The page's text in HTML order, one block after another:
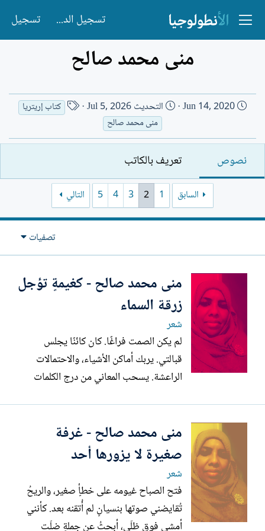
تسجيل الدخول تسجيل
منى محمد صالح
ت
ر
ي
خ
ا
ن
Jun 14, 2020 التحديثJul 5, 2026
ا
م
ا
ك
ت
ب
كتاب إريتريا
منى محمد صالح
نصوص تعريف بالكاتب
السابق 1
2
3
4
5 التالي
تصفيات
منى محمد صالح - كغيمةٍ تؤجل
زرقة السماء
شعر
لم يكن الصمت فراغًا. كان كائنًا يجلس
قبالتي. يربك أماكن الأشياء، والاحتمالات
الراعشة. يسحب المعاني من درج الكلمات
بنصف اسم ونصف رغبة. كما يؤجَّل حلم،
عودة جناحيه، غير مستعجل على التحليق يمرّ
بقربي دون أن...
منى محمد صالح - غرفة
صغيرة لا يزورها أحد
شعر
فتح الصباح غيومه على خطأٍ صغير، والريحُ
تُقايضني صوتها بنسيانٍ لم أُتقنه بعد. كأنني
أمشي فوق ظلّي، أبحثُ عن جملةٍ ضلّت